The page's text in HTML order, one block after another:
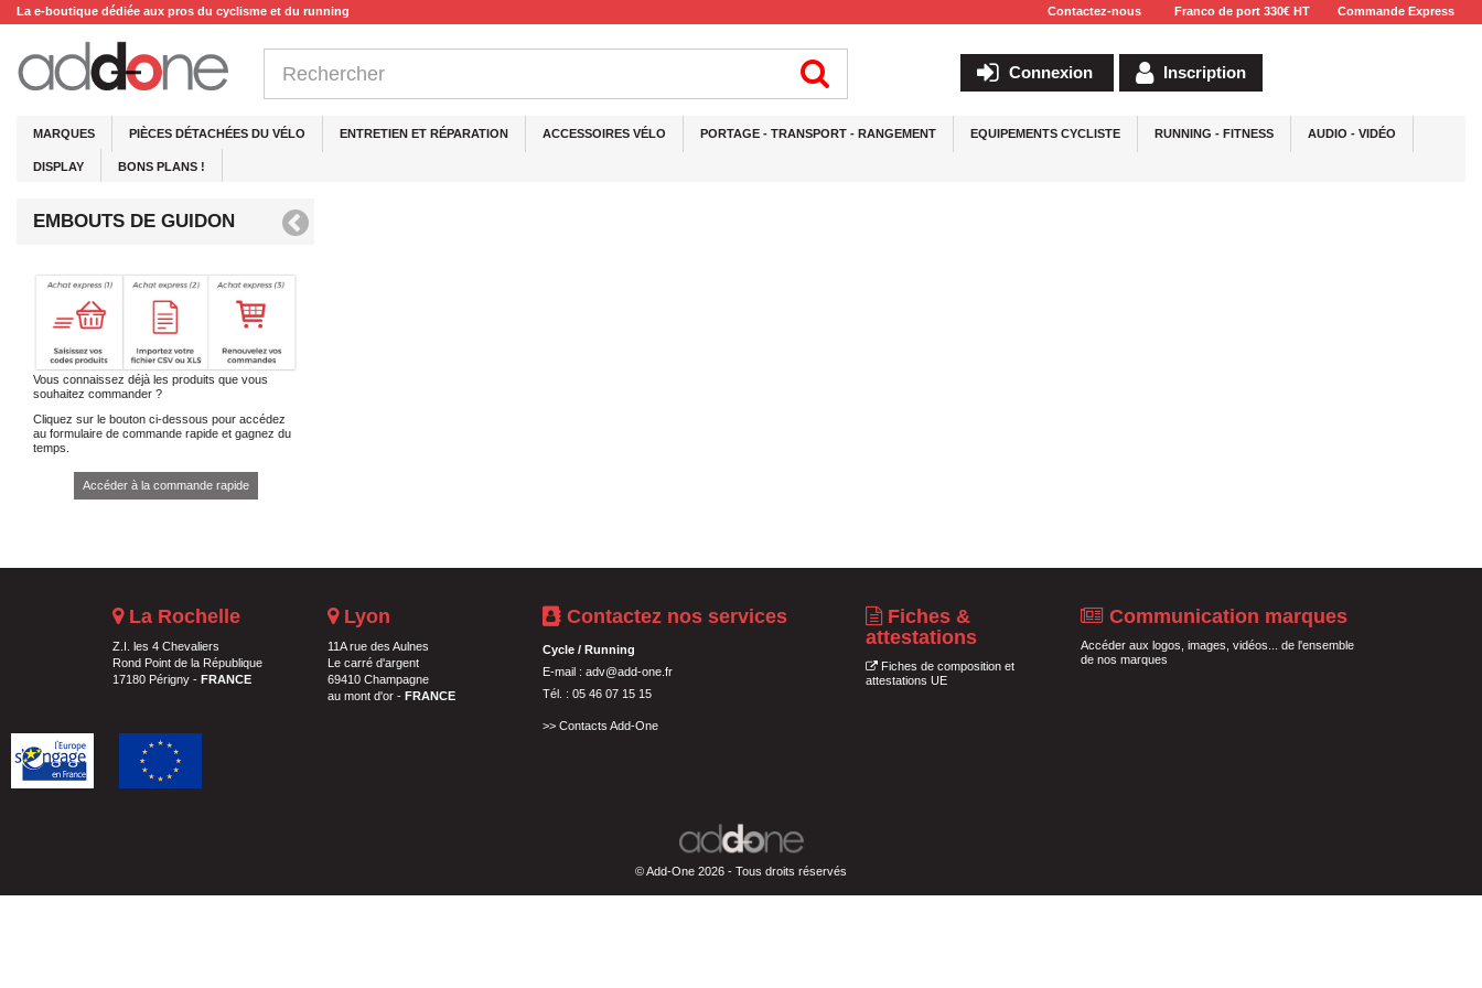
La e-boutique dédiée aux pros du cyclisme et du running Contactez-nous Franco de port 330€ HT Commande Express
Connexion Inscription
MARQUES PIÈCES DÉTACHÉES DU VÉLO ENTRETIEN ET RÉPARATION ACCESSOIRES VÉLO PORTAGE - TRANSPORT - RANGEMENT EQUIPEMENTS CYCLISTE RUNNING - FITNESS AUDIO - VIDÉO
DISPLAY BONS PLANS !
EMBOUTS DE GUIDON
Vous connaissez déjà les produits que vous
souhaitez commander ?
Cliquez sur le bouton ci-dessous pour accédez
au formulaire de commande rapide et gagnez du
temps.
Accéder à la commande rapide
La Rochelle
Z.I. les 4 Chevaliers
Rond Point de la République
17180 Périgny - FRANCE
Lyon
11A rue des Aulnes
Le carré d'argent
69410 Champagne
au mont d'or - FRANCE
Contactez nos services
Cycle / Running
E-mail : adv@add-one.fr
Tél. : 05 46 07 15 15
>> Contacts Add-One
Fiches &
attestations
Fiches de composition et
attestations UE
Communication marques
Accéder aux logos, images, vidéos... de l'ensemble
de nos marques
© Add-One 2026 - Tous droits réservés